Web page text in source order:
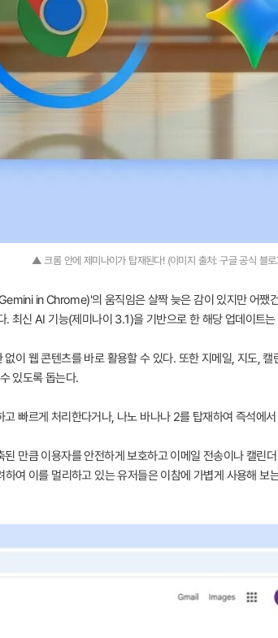
▲ 크롬 안에 제미나이가 탑재된다! (이미지 출처: 구글 공식 블로
in Chrome)'의 움직임은 살짝 늦은 감이 있지만 어쨌
최신 AI 기능(제미나이 3.1)을 기반으로 한 해당 업데이트
이 웹 콘텐츠를 바로 활용할 수 있다. 또한 지메일, 지도,
있도록 돕는다.
빠르게 처리한다거나, 나노 바나나 2를 탑재하여 즉석에
만큼 이용자를 안전하게 보호하고 이메일 전송이나 캘린
여 이를 멀리하고 있는 유저들은 이참에 가볍게 사용해 보